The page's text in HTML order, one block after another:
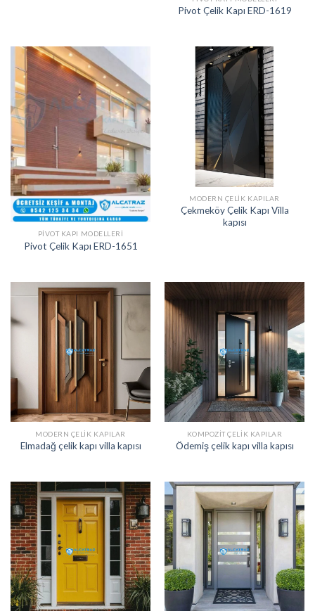
Pivot Çelik Kapı ERD-1619
PIVOT KAPI MODELLERI
Pivot Çelik Kapı ERD-1651
MODERN ÇELIK KAPILAR
Çekmeköy Çelik Kapı Villa
kapısı
MODERN ÇELIK KAPILAR
Elmadağ çelik kapı villa kapısı
KOMPOZIT ÇELIK KAPILAR
Ödemiş çelik kapı villa kapısı